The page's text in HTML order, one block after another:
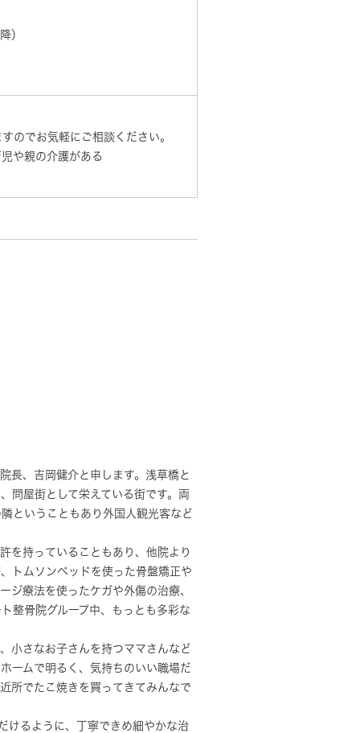
）
のでお気軽にご相談ください。
や親の介護がある
長、吉岡健介と申します。浅草橋と
問屋街として栄えている街です。両
ということもあり外国人観光客など
を持っていることもあり、他院より
トムソンベッドを使った骨盤矯正や
ジ療法を使ったケガや外傷の治療、
整骨院グループ中、もっとも多彩な
小さなお子さんを持つママさんなど
ームで明るく、気持ちのいい職場だ
所でたこ焼きを買ってきてみんなで
けるように、丁寧できめ細やかな治